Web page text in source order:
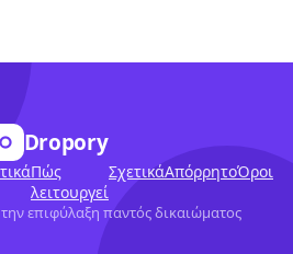
Dropory
Πώς
λειτουργεί
ΣχετικάΑπόρρητοΌροι
επιφύλαξη παντός δικαιώματος